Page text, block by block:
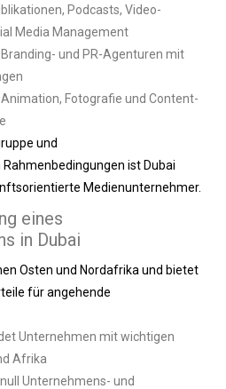
Podcasts, Video-
Media Management
und PR-Agenturen mit
Animation, Fotografie und Content-
und
ist Dubai
Medienunternehmer.
eines
in Dubai
Osten und Nordafrika und bietet
für angehende
Unternehmen mit wichtigen
Afrika
Unternehmens- und